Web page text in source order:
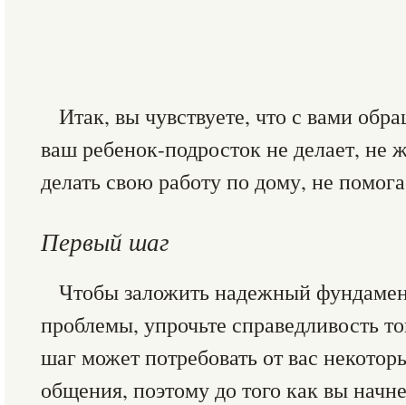
Итак, вы чувствуете, что с вами
ваш ребенок-подросток не делает, не
делать свою работу по дому, не
Первый шаг
Чтобы заложить надежный
проблемы, упрочьте справедливость
шаг может потребовать от вас
общения, поэтому до того как вы